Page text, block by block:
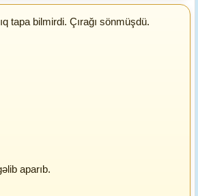
tapa bilmirdi. Çırağı sönmüşdü.
aparıb.